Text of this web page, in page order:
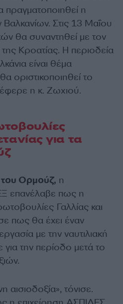
η
Στις 13 Μαΐου
θα συναντηθεί με τον
Κροατίας. Η περιοδεία
είναι θέμα
οριστικοποιηθεί το
η κ. Ζωχιού.
για τα
Ορμούζ, η
επανέλαβε πως η
Γαλλίας και
πως θα έχει έναν
με την ναυτιλιακή
για την περίοδο μετά το
αισιοδοξία», τόνισε.